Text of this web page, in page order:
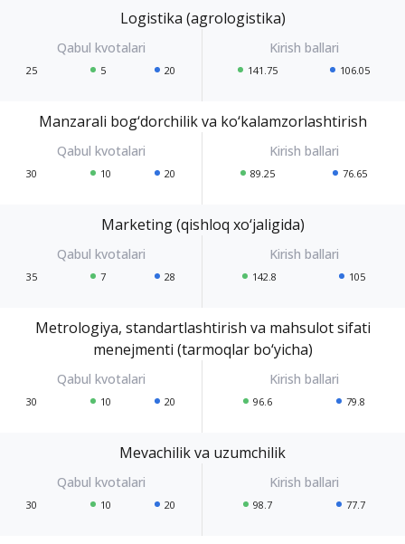
Logistika (agrologistika)
25 5 20 141.75 106.05
Manzarali bog‘dorchilik va ko‘kalamzorlashtirish
30 10 20 89.25 76.65
Marketing (qishloq xo‘jaligida)
35 7 28 142.8 105
Metrologiya, standartlashtirish va mahsulot sifati
menejmenti (tarmoqlar bo‘yicha)
30 10 20 96.6 79.8
Mevachilik va uzumchilik
30 10 20 98.7 77.7